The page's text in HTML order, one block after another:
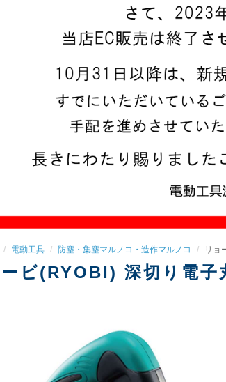
電動工具 防塵・集塵マルノコ・造作マルノコ リョ
ビ(RYOBI) 深切り電子